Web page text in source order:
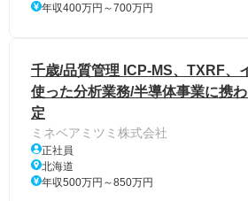
年収400万円～700万円
千歳/品質管理 ICP-MS、TXRF、
使った分析業務/半導体事業に携
定
ミネベアミツミ株式会社
正社員
北海道
年収500万円～850万円